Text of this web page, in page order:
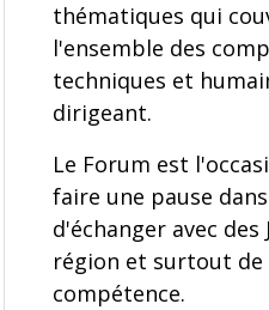
thématiques qui
l'ensemble des
techniques et
dirigeant.
Le Forum est
faire une pause
d'échanger avec
région et surtout
compétence.